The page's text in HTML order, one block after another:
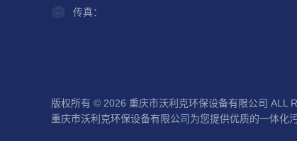
传真：
版权所有 © 2026 重庆市沃利克环保设备有限公司 ALL
重庆市沃利克环保设备有限公司为您提供优质的一体化